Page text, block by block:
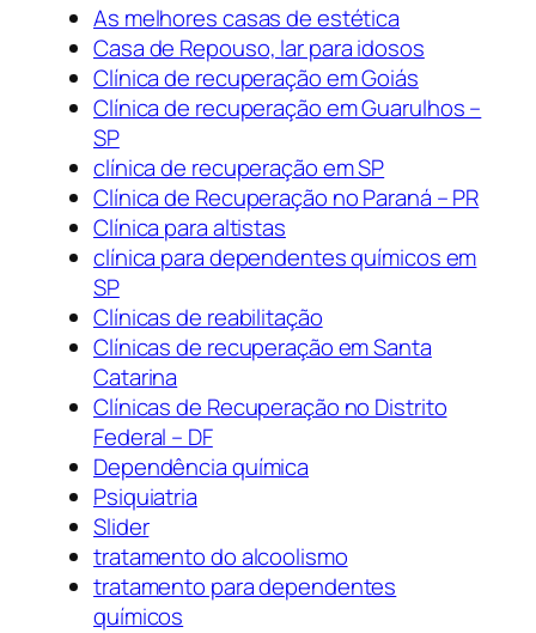
As melhores casas de estética
Casa de Repouso, lar para idosos
Clínica de recuperação em Goiás
Clínica de recuperação em Guarulhos –
SP
clínica de recuperação em SP
Clínica de Recuperação no Paraná – PR
Clínica para altistas
clínica para dependentes químicos em
SP
Clínicas de reabilitação
Clínicas de recuperação em Santa
Catarina
Clínicas de Recuperação no Distrito
Federal – DF
Dependência química
Psiquiatria
Slider
tratamento do alcoolismo
tratamento para dependentes
químicos